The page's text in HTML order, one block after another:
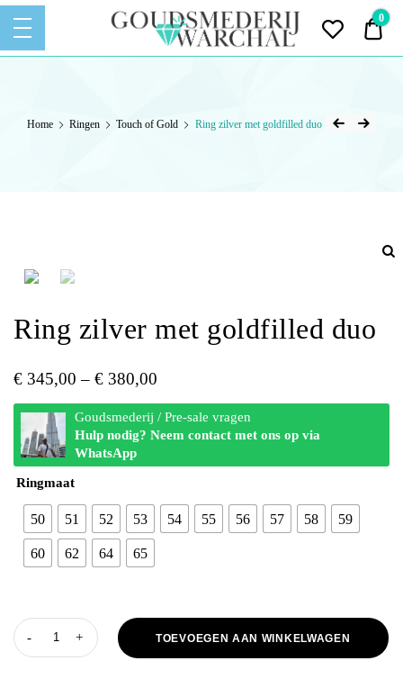
Goudsmederij
Warchal
WARCHAL
€
0
Home Ringen Touch of Gold Ring zilver met goldfilled duo
Ring zilver met goldfilled duo
€ 345,00 – € 380,00
Goudsmederij / Pre-sale vragen
Hulp nodig? Neem contact met ons op via
WhatsApp
Ringmaat
50 51 52 53 54 55 56 57 58 59
60 62 64 65
TOEVOEGEN AAN WINKELWAGEN